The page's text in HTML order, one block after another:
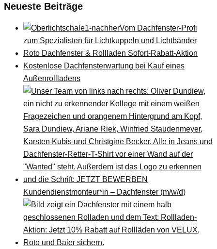
Neueste Beiträge
Vom Dachfenster-Profi
zum Spezialisten für Lichtkuppeln und Lichtbänder
Roto Dachfenster & Rollladen Sofort-Rabatt-Aktion
Kostenlose Dachfensterwartung bei Kauf eines
Außenrollladens
Kundendienstmonteur*in – Dachfenster (m/w/d)